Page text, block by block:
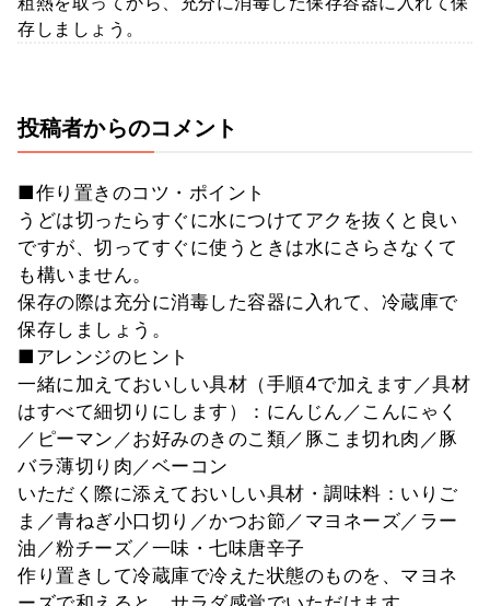
存しましょう。
投稿者からのコメント
■作り置きのコツ・ポイント
うどは切ったらすぐに水につけてアクを抜くと良い
ですが、切ってすぐに使うときは水にさらさなくて
も構いません。
保存の際は充分に消毒した容器に入れて、冷蔵庫で
保存しましょう。
■アレンジのヒント
一緒に加えておいしい具材（手順4で加えます／具材
はすべて細切りにします）：にんじん／こんにゃく
／ピーマン／お好みのきのこ類／豚こま切れ肉／豚
バラ薄切り肉／ベーコン
いただく際に添えておいしい具材・調味料：いりご
ま／青ねぎ小口切り／かつお節／マヨネーズ／ラー
油／粉チーズ／一味・七味唐辛子
作り置きして冷蔵庫で冷えた状態のものを、マヨネ